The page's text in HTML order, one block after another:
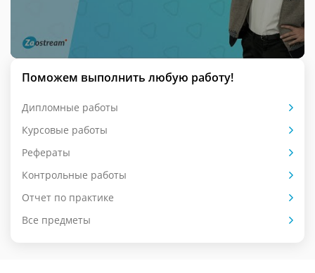
Поможем выполнить любую работу!
Дипломные работы
Курсовые работы
Рефераты
Контрольные работы
Отчет по практике
Все предметы